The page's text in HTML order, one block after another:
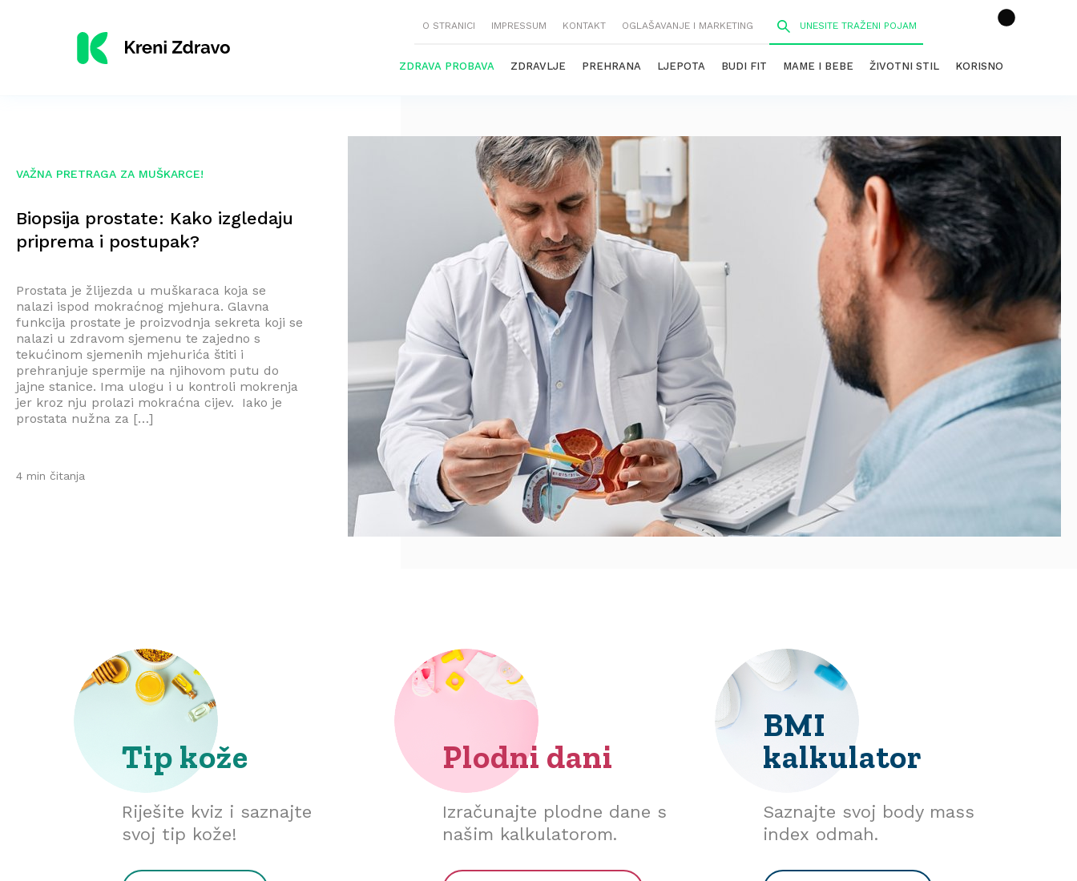
O STRANICI IMPRESSUM KONTAKT OGLAŠAVANJE I MARKETING
ZDRAVA PROBAVA ZDRAVLJE PREHRANA LJEPOTA BUDI FIT MAME I BEBE ŽIVOTNI STIL KORISNO
VAŽNA PRETRAGA ZA MUŠKARCE!
Biopsija prostate: Kako izgledaju
priprema i postupak?
Prostata je žlijezda u muškaraca koja se
nalazi ispod mokraćnog mjehura. Glavna
funkcija prostate je proizvodnja sekreta koji se
nalazi u zdravom sjemenu te zajedno s
tekućinom sjemenih mjehurića štiti i
prehranjuje spermije na njihovom putu do
jajne stanice. Ima ulogu i u kontroli mokrenja
jer kroz nju prolazi mokraćna cijev. Iako je
prostata nužna za […]
4 min čitanja
Tip kože
Riješite kviz i saznajte
svoj tip kože!
Plodni dani
Izračunajte plodne dane s
našim kalkulatorom.
BMI
kalkulator
Saznajte svoj body mass
index odmah.